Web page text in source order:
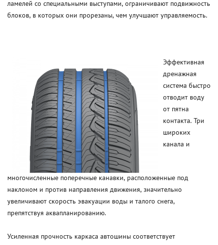
ламелей со специальными выступами, ограничивают подвижность
блоков, в которых они прорезаны, чем улучшают управляемость.
Эффективная
дренажная
система быстро
отводит воду
от пятна
контакта. Три
широких
канала и
многочисленные поперечные канавки, расположенные под
наклоном и против направления движения, значительно
увеличивают скорость эвакуации воды и талого снега,
препятствуя аквапланированию.
Усиленная прочность каркаса автошины соответствует